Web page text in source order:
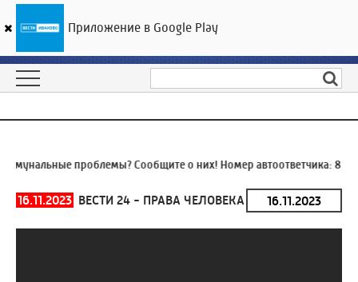
ГТРК «Ивтелерадио»
проблемы? Сообщите о них! Номер автоответчика:8
16.11.2023 ВЕСТИ 24 - ПРАВА ЧЕЛОВЕКА
Приложение в Google Play